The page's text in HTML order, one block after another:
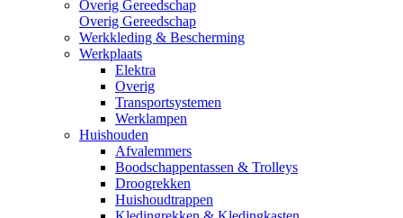
Overig Gereedschap
Overig Gereedschap
Werkkleding & Bescherming
Werkplaats
Elektra
Overig
Transportsystemen
Werklampen
Huishouden
Afvalemmers
Boodschappentassen & Trolleys
Droogrekken
Huishoudtrappen